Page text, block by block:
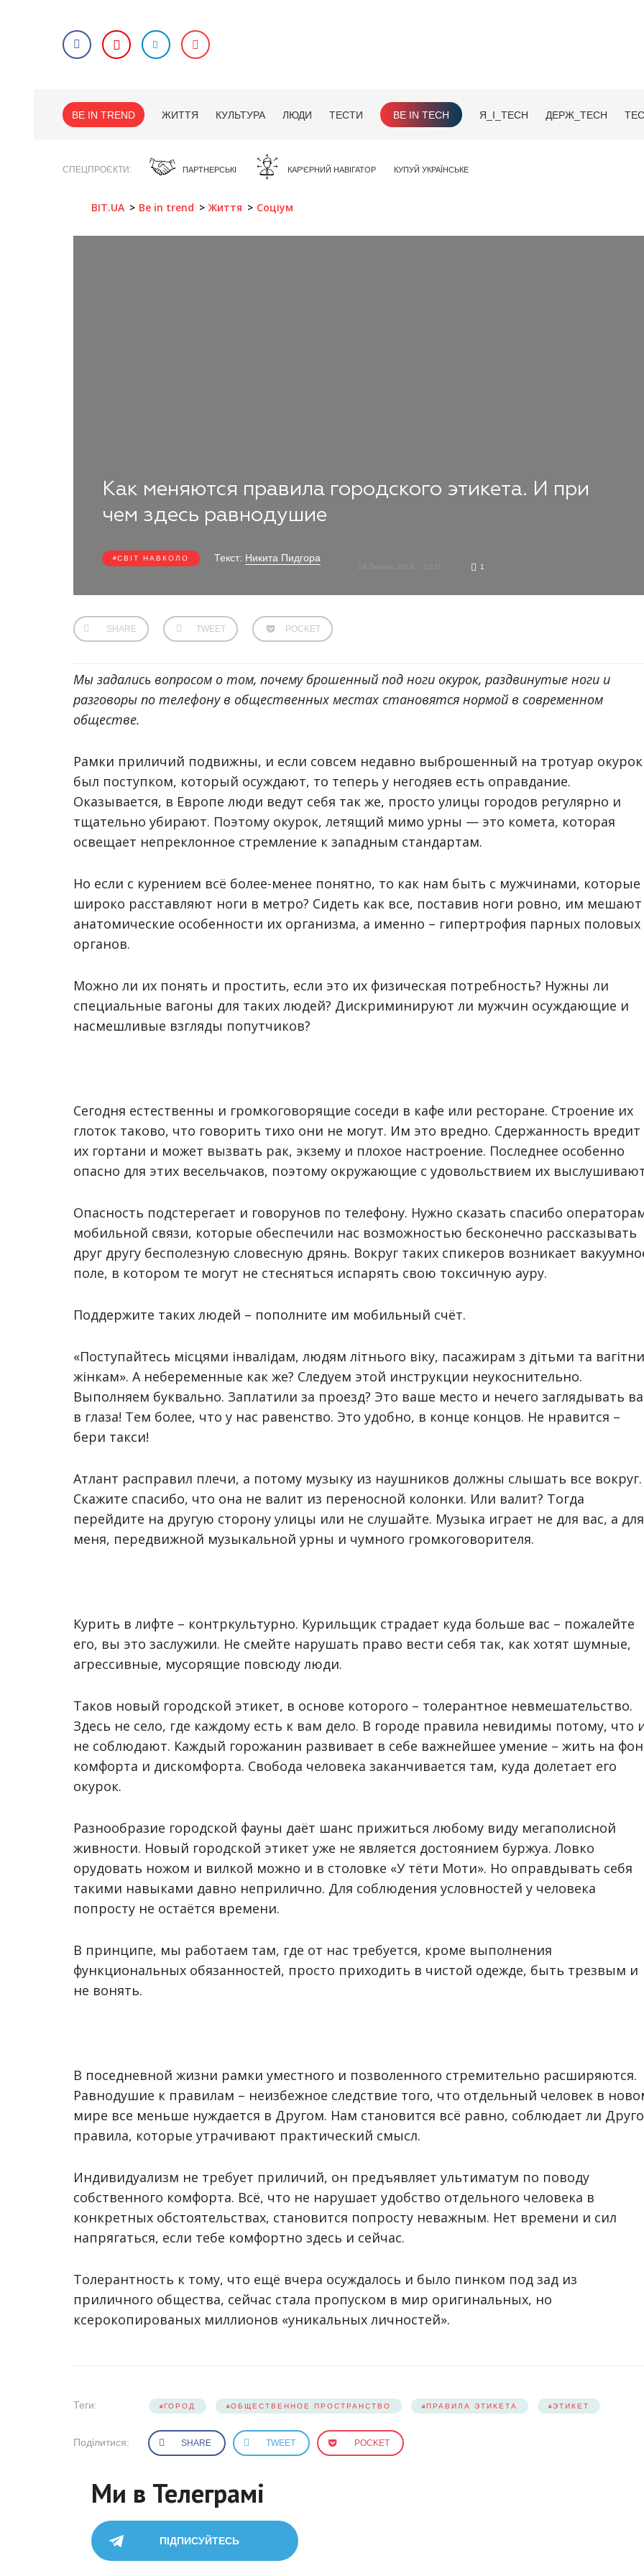
BE IN TREND ЖИТТЯ КУЛЬТУРА ЛЮДИ ТЕСТИ BE IN TECH Я_І_TECH ДЕРЖ_TECH
СПЕЦПРОЄКТИ ПАРТНЕРСЬКІ КАР'ЄРНИЙ НАВІГАТОР КУПУЙ УКРАЇНСЬКЕ
BIT.UA Be in trend Життя Соціум
Как меняются правила городского этикета. И при
чем здесь равнодушие
СВІТ НАВКОЛО Текст: Никита Пидгора
14 Лютого 2018 1
SHARE TWEET POCKET
Мы задались вопросом о том, почему брошенный под ноги окурок, раздвинутые ноги и
разговоры по телефону в общественных местах становятся нормой в современном
обществе.
Рамки приличий подвижны, и если совсем недавно выброшенный на тротуар окурок
был поступком, который осуждают, то теперь у негодяев есть оправдание.
Оказывается, в Европе люди ведут себя так же, просто улицы городов регулярно и
тщательно убирают. Поэтому окурок, летящий мимо урны — это комета, которая
освещает непреклонное стремление к западным стандартам.
Но если с курением всё более-менее понятно, то как нам быть с мужчинами, которые
широко расставляют ноги в метро? Сидеть как все, поставив ноги ровно, им мешают
анатомические особенности их организма, а именно – гипертрофия парных половых
органов.
Можно ли их понять и простить, если это их физическая потребность? Нужны ли
специальные вагоны для таких людей? Дискриминируют ли мужчин осуждающие и
насмешливые взгляды попутчиков?
Сегодня естественны и громкоговорящие соседи в кафе или ресторане. Строение их
глоток таково, что говорить тихо они не могут. Им это вредно. Сдержанность вредит
их гортани и может вызвать рак, экзему и плохое настроение. Последнее особенно
опасно для этих весельчаков, поэтому окружающие с удовольствием их
Опасность подстерегает и говорунов по телефону. Нужно сказать спасибо
мобильной связи, которые обеспечили нас возможностью бесконечно рассказывать
друг другу бесполезную словесную дрянь. Вокруг таких спикеров возникает
поле, в котором те могут не стесняться испарять свою токсичную ауру.
Поддержите таких людей – пополните им мобильный счёт.
«Поступайтесь місцями інвалідам, людям літнього віку, пасажирам з дітьми та
жінкам». А небеременные как же? Следуем этой инструкции неукоснительно.
Выполняем буквально. Заплатили за проезд? Это ваше место и нечего заглядывать
в глаза! Тем более, что у нас равенство. Это удобно, в конце концов. Не нравится –
бери такси!
Атлант расправил плечи, а потому музыку из наушников должны слышать все вокруг.
Скажите спасибо, что она не валит из переносной колонки. Или валит? Тогда
перейдите на другую сторону улицы или не слушайте. Музыка играет не для вас, а для
меня, передвижной музыкальной урны и чумного громкоговорителя.
Курить в лифте – контркультурно. Курильщик страдает куда больше вас – пожалейте
его, вы это заслужили. Не смейте нарушать право вести себя так, как хотят шумные,
агрессивные, мусорящие повсюду люди.
Таков новый городской этикет, в основе которого – толерантное невмешательство.
Здесь не село, где каждому есть к вам дело. В городе правила невидимы потому, что
не соблюдают. Каждый горожанин развивает в себе важнейшее умение – жить на
комфорта и дискомфорта. Свобода человека заканчивается там, куда долетает его
окурок.
Разнообразие городской фауны даёт шанс прижиться любому виду мегаполисной
живности. Новый городской этикет уже не является достоянием буржуа. Ловко
орудовать ножом и вилкой можно и в столовке «У тёти Моти». Но оправдывать себя
такими навыками давно неприлично. Для соблюдения условностей у человека
попросту не остаётся времени.
В принципе, мы работаем там, где от нас требуется, кроме выполнения
функциональных обязанностей, просто приходить в чистой одежде, быть трезвым и
не вонять.
В поседневной жизни рамки уместного и позволенного стремительно расширяются.
Равнодушие к правилам – неизбежное следствие того, что отдельный человек в
мире все меньше нуждается в Другом. Нам становится всё равно, соблюдает ли
правила, которые утрачивают практический смысл.
Индивидуализм не требует приличий, он предъявляет ультиматум по поводу
собственного комфорта. Всё, что не нарушает удобство отдельного человека в
конкретных обстоятельствах, становится попросту неважным. Нет времени и сил
напрягаться, если тебе комфортно здесь и сейчас.
Толерантность к тому, что ещё вчера осуждалось и было пинком под зад из
приличного общества, сейчас стала пропуском в мир оригинальных, но
ксерокопированых миллионов «уникальных личностей».
Теги: ГОРОД ОБЩЕСТВЕННОЕ ПРОСТРАНСТВО ПРАВИЛА ЭТИКЕТА ЭТИКЕТ
Поділитися: SHARE TWEET POCKET
Ми в Телеграмі
ПІДПИСУЙТЕСЬ